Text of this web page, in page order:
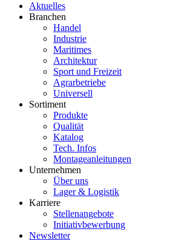
Aktuelles
Branchen
Handel
Industrie
Maritimes
Architektur
Sport und Freizeit
Agrarbetriebe
Universell
Sortiment
Produkte
Qualität
Katalog
Tech. Infos
Montageanleitungen
Unternehmen
Über uns
Lager & Logistik
Karriere
Stellenangebote
Initiativbewerbung
Newsletter